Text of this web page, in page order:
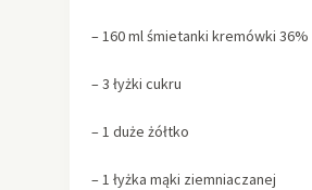
– 160 ml śmietanki kremówki 36%
– 3 łyżki cukru
– 1 duże żółtko
– 1 łyżka mąki ziemniaczanej